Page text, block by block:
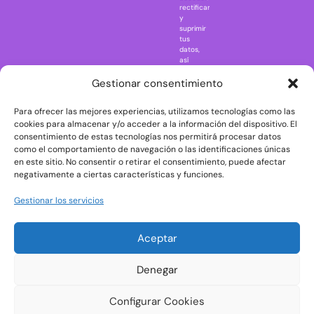
Gestionar consentimiento
Para ofrecer las mejores experiencias, utilizamos tecnologías como las
cookies para almacenar y/o acceder a la información del dispositivo. El
consentimiento de estas tecnologías nos permitirá procesar datos
como el comportamiento de navegación o las identificaciones únicas
en este sitio. No consentir o retirar el consentimiento, puede afectar
negativamente a ciertas características y funciones.
Gestionar los servicios
Aceptar
Denegar
Configurar Cookies
Rick and
The Big Bang
Theory
The Blues
Brothers
The
The Shining
rectificar
y
suprimir
tus
datos,
así
ejercer
consultando
la
información
adicional
y
detallada
sobre